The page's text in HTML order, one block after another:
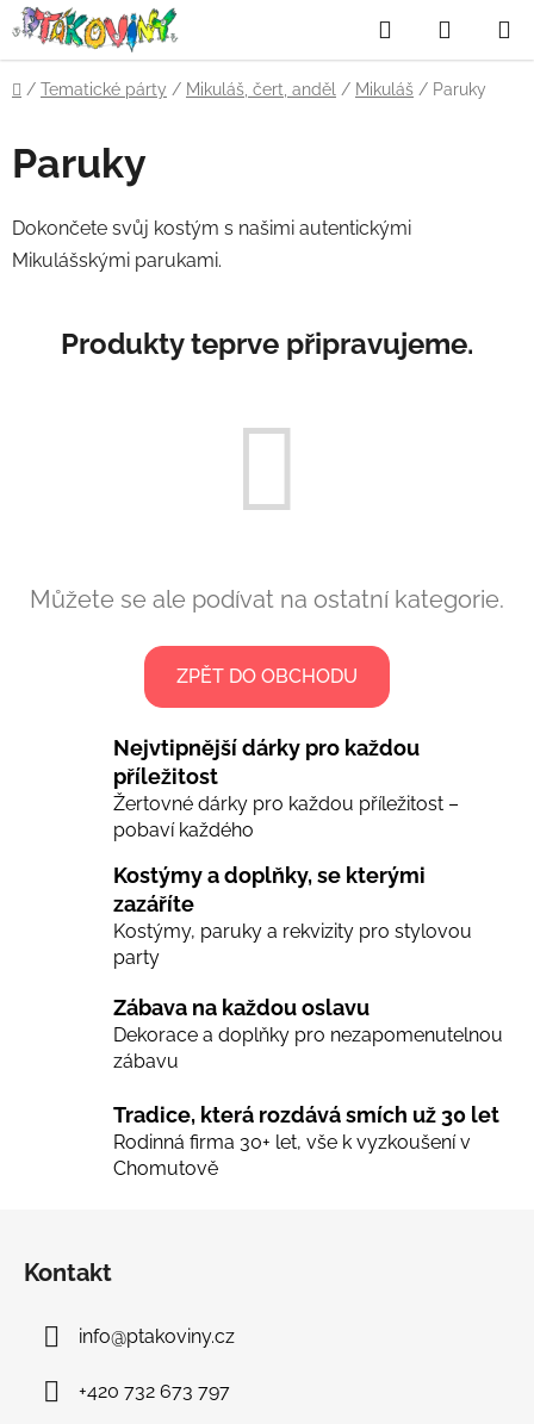
Přejít
na
obsah
Hledat
KOŠÍK
Domů
/ Tematické párty / Mikuláš, čert, anděl / Mikuláš / Paruky
Paruky
Dokončete svůj kostým s našimi autentickými
Mikulášskými parukami.
Produkty teprve připravujeme.
Můžete se ale podívat na ostatní kategorie.
ZPĚT DO OBCHODU
Nejvtipnější dárky pro každou
příležitost
Žertovné dárky pro každou příležitost –
pobaví každého
Kostýmy a doplňky, se kterými
zazáříte
Kostýmy, paruky a rekvizity pro stylovou
party
Zábava na každou oslavu
Dekorace a doplňky pro nezapomenutelnou
zábavu
Tradice, která rozdává smích už 30 let
Rodinná firma 30+ let, vše k vyzkoušení v
Chomutově
Kontakt
info@ptakoviny.cz
+420 732 673 797